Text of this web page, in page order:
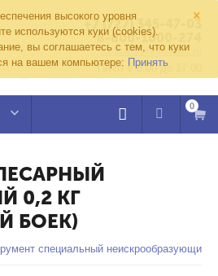
×
высокого уровня
используются куки (cookies).
вы соглашаетесь с тем, что куки
на вашем компьютере: Принять
+7 (727) 345-47-03
8-800-1000-274
kvazar91@yandex.ru
Пн-пт с 8:00 до 17:00
0
0,2 КГ
БОЕК)
специальный неискрообразующий